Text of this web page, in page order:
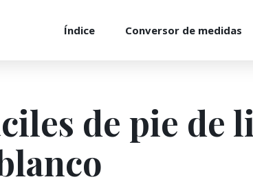
Índice Conversor de medidas
de pie de